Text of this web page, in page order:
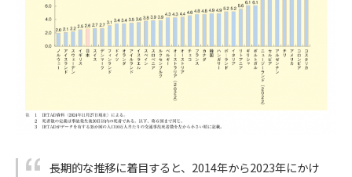
長期的な推移に着目すると、2014年から2023年にかけ